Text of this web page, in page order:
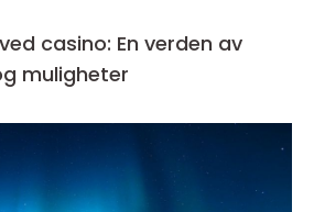
casino: En verden av
muligheter